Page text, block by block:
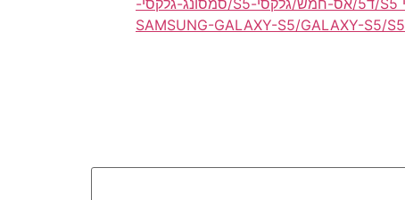
סמסונג/גלקסי S5/ד5/אס-חמש/גלקסי-S5/סמסונג-גלקסי-SAMSUNG-GALAXY-S5/GALAXY-S5/S5